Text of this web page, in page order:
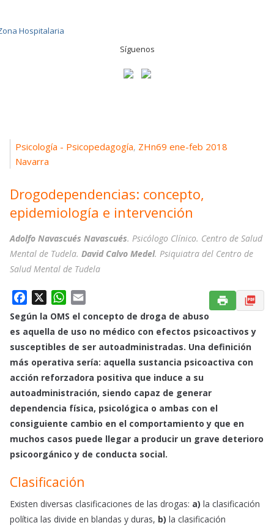
Síguenos
Psicología - Psicopedagogía, ZHn69 ene-feb 2018
Navarra
Drogodependencias: concepto,
epidemiología e intervención
Adolfo Navascués Navascués. Psicólogo Clínico. Centro de Salud
Mental de Tudela. David Calvo Medel. Psiquiatra del Centro de
Salud Mental de Tudela
a
c
o
k
W
h
a
p
m
a
Según la OMS el concepto de droga de abuso
es aquella de uso no médico con efectos psicoactivos y
susceptibles de ser autoadministradas. Una definición
más operativa sería: aquella sustancia psicoactiva con
acción reforzadora positiva que induce a su
autoadministración, siendo capaz de generar
dependencia física, psicológica o ambas con el
consiguiente cambio en el comportamiento y que en
muchos casos puede llegar a producir un grave deterioro
psicoorgánico y de conducta social.
Clasificación
Existen diversas clasificaciones de las drogas: a) la clasificación
política las divide en blandas y duras, b) la clasificación